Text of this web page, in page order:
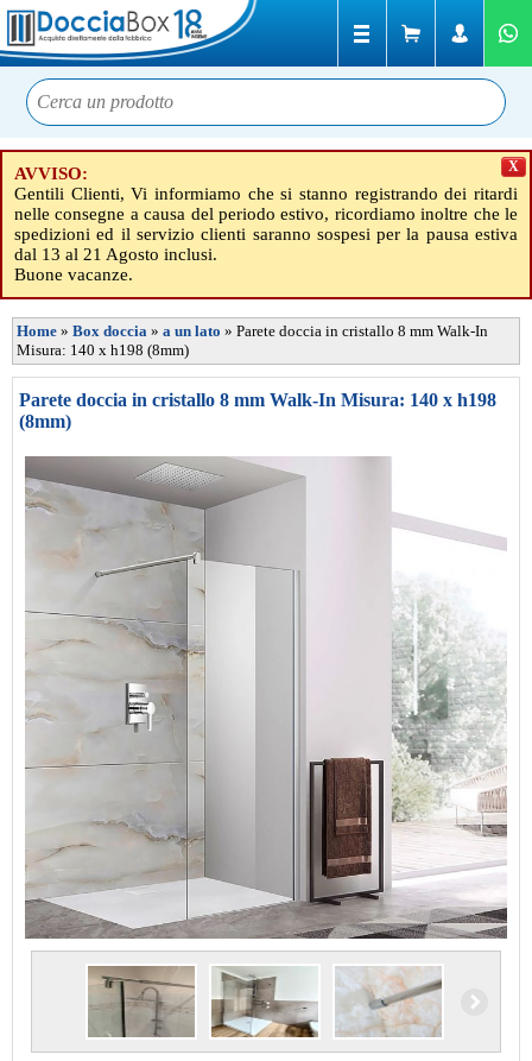
AVVISO:
Gentili Clienti, Vi informiamo che si stanno registrando dei ritardi
nelle consegne a causa del periodo estivo, ricordiamo inoltre che le
spedizioni ed il servizio clienti saranno sospesi per la pausa estiva
dal 13 al 21 Agosto inclusi.
Buone vacanze.
X
Home » Box doccia » a un lato » Parete doccia in cristallo 8 mm Walk-In
Misura: 140 x h198 (8mm)
Parete doccia in cristallo 8 mm Walk-In Misura: 140 x h198
(8mm)